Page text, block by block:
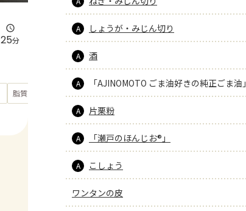
25分
脂質 もっと見る
A しょうが・みじん切り
A 酒
A 「AJINOMOTO ごま油好きの純正ごま油」
A 片栗粉
A 「瀬戸のほんじお®」
A こしょう
ワンタンの皮